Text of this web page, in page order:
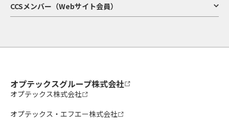
CCSメンバー（Webサイト会員）
オプテックスグループ株式会社
オプテックス株式会社
オプテックス・エフエー株式会社